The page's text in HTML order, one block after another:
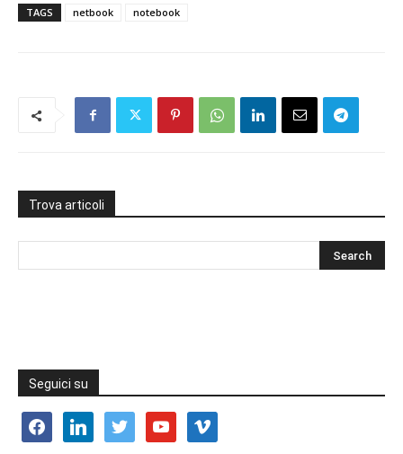
TAGS netbook notebook
Trova articoli
Seguici su
facebooklinkedin twitter youtube vimeo